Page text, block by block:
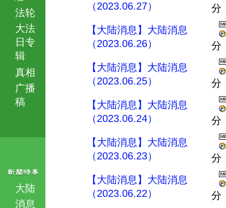
法轮
大法
日专
辑
真相
广播
稿
大陆
消息
（2023.06.27）
分
【大陆消息】大陆消息
（2023.06.26）
分
【大陆消息】大陆消息
（2023.06.25）
分
【大陆消息】大陆消息
（2023.06.24）
分
【大陆消息】大陆消息
（2023.06.23）
分
【大陆消息】大陆消息
（2023.06.22）
分